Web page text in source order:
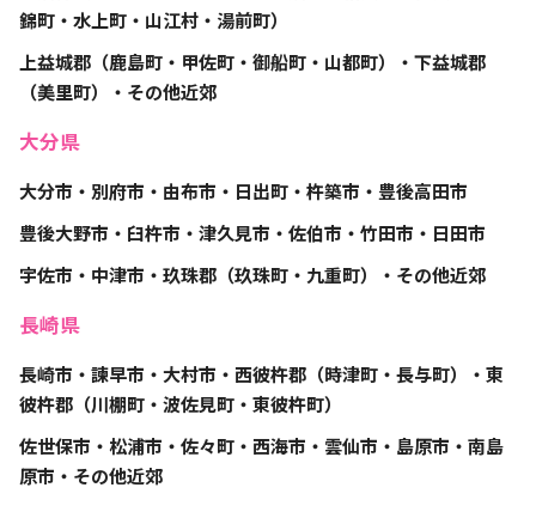
錦町・水上町・山江村・湯前町）
上益城郡（鹿島町・甲佐町・御船町・山都町）・下益城郡
（美里町）・その他近郊
大分県
大分市・別府市・由布市・日出町・杵築市・豊後高田市
豊後大野市・臼杵市・津久見市・佐伯市・竹田市・日田市
宇佐市・中津市・玖珠郡（玖珠町・九重町）・その他近郊
長崎県
長崎市・諫早市・大村市・西彼杵郡（時津町・長与町）・東
彼杵郡（川棚町・波佐見町・東彼杵町）
佐世保市・松浦市・佐々町・西海市・雲仙市・島原市・南島
原市・その他近郊